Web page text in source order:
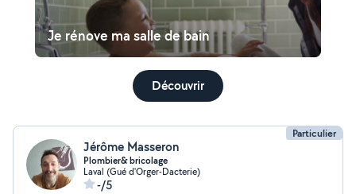
Je rénove ma salle de bain
Découvrir
Particulier
Jérôme Masseron
Plombier& bricolage
Laval (Gué d'Orger-Dacterie)
-/5